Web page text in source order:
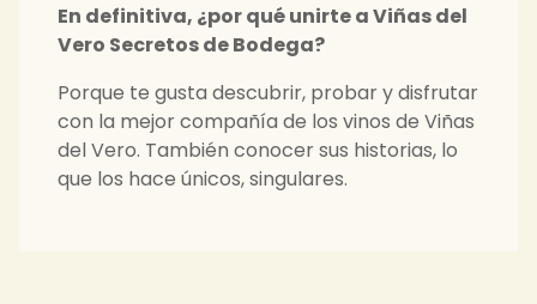
En definitiva, ¿por qué unirte a Viñas del
Vero Secretos de Bodega?
Porque te gusta descubrir, probar y disfrutar
con la mejor compañía de los vinos de Viñas
del Vero. También conocer sus historias, lo
que los hace únicos, singulares.